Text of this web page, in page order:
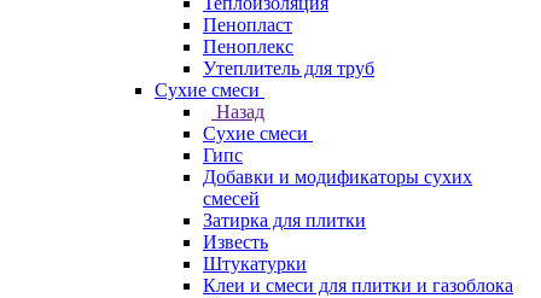
Пенопласт
Пеноплекс
Утеплитель для труб
Сухие смеси
Назад
Сухие смеси
Гипс
Добавки и модификаторы сухих
смесей
Затирка для плитки
Известь
Штукатурки
Клеи и смеси для плитки и газоблока